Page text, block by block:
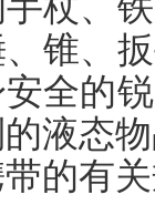
锥、
全的
液态
的有